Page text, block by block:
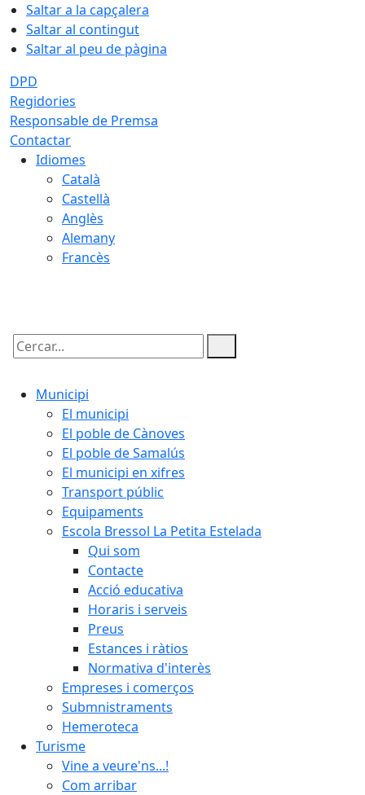
Saltar a la capçalera
Saltar al contingut
Saltar al peu de pàgina
DPD
Regidories
Responsable de Premsa
Contactar
Idiomes
Català
Castellà
Anglès
Alemany
Francès
Cercar:
Municipi
El municipi
El poble de Cànoves
El poble de Samalús
El municipi en xifres
Transport públic
Equipaments
Escola Bressol La Petita Estelada
Qui som
Contacte
Acció educativa
Horaris i serveis
Preus
Estances i ràtios
Normativa d'interès
Empreses i comerços
Submnistraments
Hemeroteca
Turisme
Vine a veure'ns...!
Com arribar